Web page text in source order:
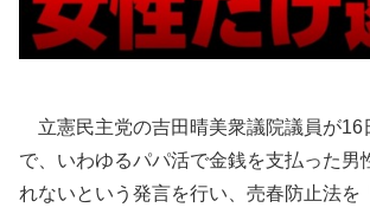
立憲民主党の吉田晴美衆議院議員が16
で、いわゆるパパ活で金銭を支払った男
れないという発言を行い、売春防止法を